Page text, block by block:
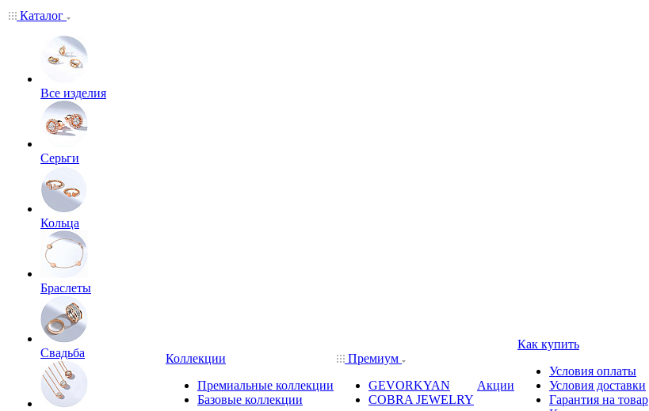
Каталог
Все изделия
Серьги
Кольца
Браслеты
Свадьба
Коллекции
Премиальные коллекции
Базовые коллекции
Премиум
GEVORKYAN
COBRA JEWELRY
Акции
Как купить
Условия оплаты
Условия доставки
Гарантия на товар